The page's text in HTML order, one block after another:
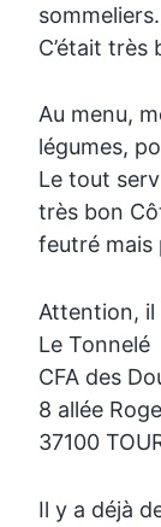
C’était très
Au menu,
légumes,
Le tout
très bon
feutré mais
Attention, il
Le Tonnelé
CFA des
8 allée
37100
Il y a déjà